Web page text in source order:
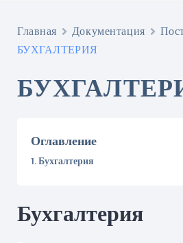
Главная Документация
БУХГАЛТЕРИЯ
Оглавление
Бухгалтерия
Бухгалтерия